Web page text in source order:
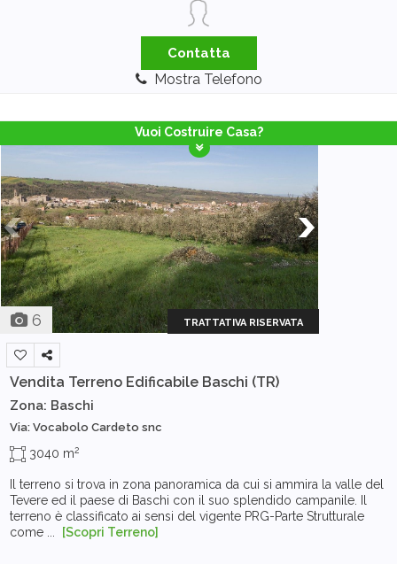
Contatta
Mostra Telefono
Vuoi Costruire Casa?
6 TRATTATIVA RISERVATA
Vendita Terreno Edificabile Baschi (TR)
Zona: Baschi
Via: Vocabolo Cardeto snc
3040 m2
Il terreno si trova in zona panoramica da cui si ammira la valle del
Tevere ed il paese di Baschi con il suo splendido campanile. Il
terreno è classificato ai sensi del vigente PRG-Parte Strutturale
come ...
[Scopri Terreno]